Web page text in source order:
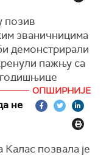
подржавате
је:
које су
као што
шта
из сукоба...
да Зеленски
подржава
позив
званичницима
демонстрирали
пажњу са
рату, објавио
украјинског
Сибигу.
ОПШИРНИЈЕ
не
позвала је